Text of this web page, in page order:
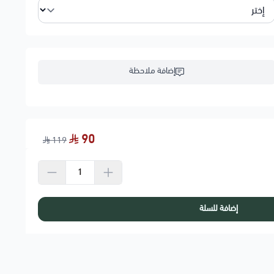
إضافة ملاحظة
90
119
إضافة للسلة